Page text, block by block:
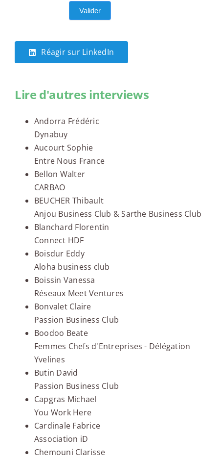
Valider
Réagir sur LinkedIn
Lire d'autres interviews
Andorra Frédéric
Dynabuy
Aucourt Sophie
Entre Nous France
Bellon Walter
CARBAO
BEUCHER Thibault
Anjou Business Club & Sarthe Business Club
Blanchard Florentin
Connect HDF
Boisdur Eddy
Aloha business club
Boissin Vanessa
Réseaux Meet Ventures
Bonvalet Claire
Passion Business Club
Boodoo Beate
Femmes Chefs d'Entreprises - Délégation
Yvelines
Butin David
Passion Business Club
Capgras Michael
You Work Here
Cardinale Fabrice
Association iD
Chemouni Clarisse